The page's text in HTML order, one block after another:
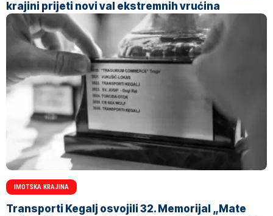
krajini prijeti novi val ekstremnih vrućina
IMOTSKA KRAJINA
Transporti Kegalj osvojili 32. Memorijal „Mate